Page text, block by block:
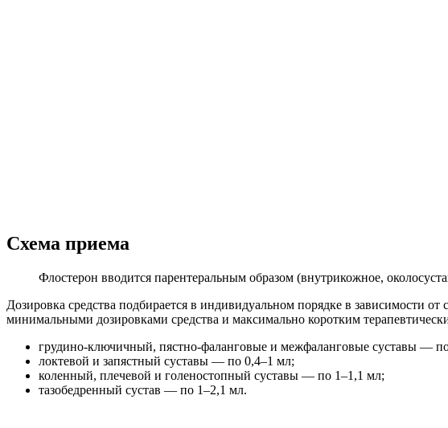
Схема приема
Флостерон вводится парентеральным образом (внутрикожное,
Дозировка средства подбирается в индивидуальном порядке в зависимости
минимальными дозировками средства и максимально коротким
грудино-ключичный, пястно-фаланговые и межфаланговые суставы —
локтевой и запястный суставы — по 0,4–1 мл;
коленный, плечевой и голеностопный суставы — по 1–1,1 мл;
тазобедренный сустав — по 1–2,1 мл.